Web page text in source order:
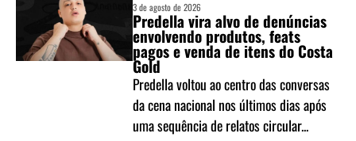
3 de agosto de 2026
Predella vira alvo de denúncias
envolvendo produtos, feats
pagos e venda de itens do Costa
Gold
Predella voltou ao centro das conversas
da cena nacional nos últimos dias após
uma sequência de relatos circular...